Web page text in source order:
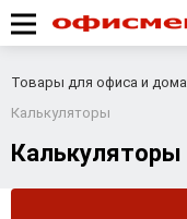
Товары для офиса и дома
Калькуляторы
Калькуляторы